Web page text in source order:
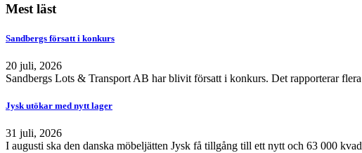
Mest läst
Sandbergs försatt i konkurs
20 juli, 2026
Sandbergs Lots & Transport AB har blivit försatt i konkurs. Det rapporterar
Jysk utökar med nytt lager
31 juli, 2026
I augusti ska den danska möbeljätten Jysk få tillgång till ett nytt och 63 000